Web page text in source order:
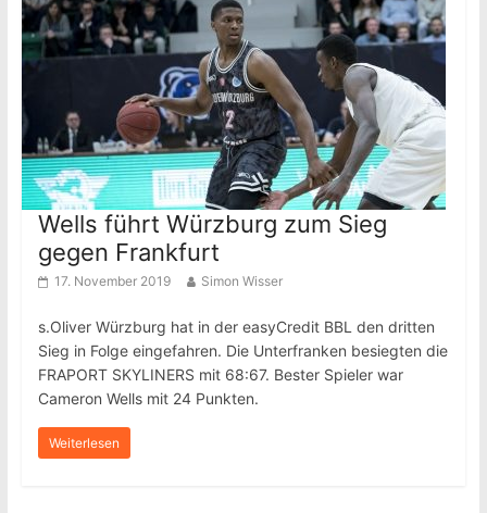
Wells führt Würzburg zum Sieg
gegen Frankfurt
17. November 2019 Simon Wisser
s.Oliver Würzburg hat in der easyCredit BBL den dritten
Sieg in Folge eingefahren. Die Unterfranken besiegten die
FRAPORT SKYLINERS mit 68:67. Bester Spieler war
Cameron Wells mit 24 Punkten.
Weiterlesen